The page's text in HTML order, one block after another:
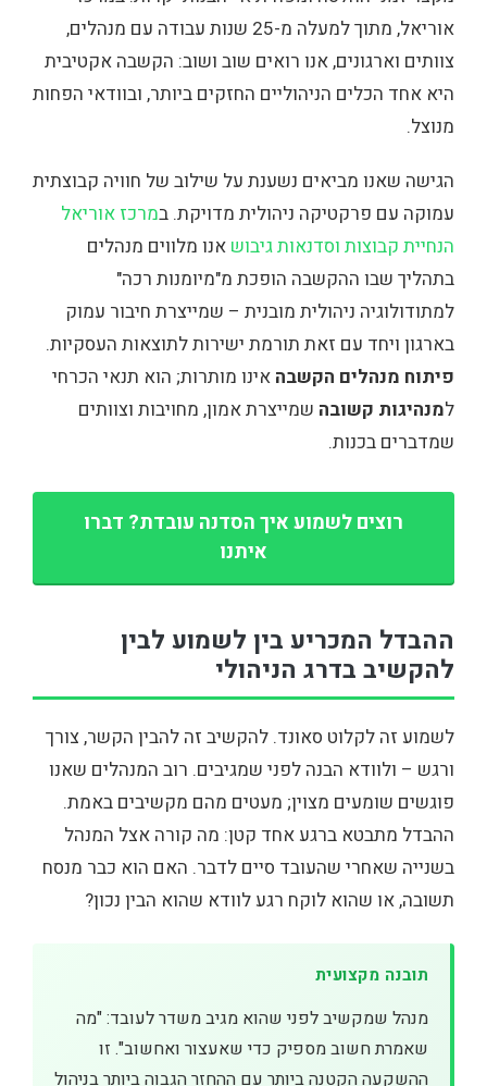
אוריאל, מתוך למעלה מ-25 שנות עבודה עם מנהלים,
צוותים וארגונים, אנו רואים שוב ושוב: הקשבה אקטיבית
היא אחד הכלים הניהוליים החזקים ביותר, ובוודאי הפחות
מנוצל.
הגישה שאנו מביאים נשענת על שילוב של חוויה קבוצתית
עמוקה עם פרקטיקה ניהולית מדויקת. במרכז אוריאל
הנחיית קבוצות וסדנאות גיבוש אנו מלווים מנהלים
בתהליך שבו ההקשבה הופכת מ"מיומנות רכה"
למתודולוגיה ניהולית מובנית – שמייצרת חיבור עמוק
בארגון ויחד עם זאת תורמת ישירות לתוצאות העסקיות.
פיתוח מנהלים הקשבה אינו מותרות; הוא תנאי הכרחי
למנהיגות קשובה שמייצרת אמון, מחויבות וצוותים
שמדברים בכנות.
רוצים לשמוע איך הסדנה עובדת? דברו
איתנו
ההבדל המכריע בין לשמוע לבין
להקשיב בדרג הניהולי
לשמוע זה לקלוט סאונד. להקשיב זה להבין הקשר, צורך
ורגש – ולוודא הבנה לפני שמגיבים. רוב המנהלים שאנו
פוגשים שומעים מצוין; מעטים מהם מקשיבים באמת.
ההבדל מתבטא ברגע אחד קטן: מה קורה אצל המנהל
בשנייה שאחרי שהעובד סיים לדבר. האם הוא כבר מנסח
תשובה, או שהוא לוקח רגע לוודא שהוא הבין נכון?
תובנה מקצועית
מנהל שמקשיב לפני שהוא מגיב משדר לעובד: "מה
שאמרת חשוב מספיק כדי שאעצור ואחשוב". זו
ההשקעה הקטנה ביותר עם ההחזר הגבוה ביותר בניהול